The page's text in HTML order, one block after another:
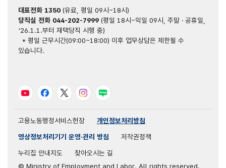
총
감독
물량
50,000개소
접근
확대
감독관
인력
수사
대표전화 1350(유료, 평일 09시~18시)
당직실 전화 044-202-7999(평일 18시~익일 09시, 주말 · 공휴일,
'26.1.1.부터 재택당직 시행 중)
* 평일 근무시간(09:00~18:00) 이후 업무상담은 제한될 수
있습니다.
유튜브 페이스북트위터 인스타그램
블로그
고용노동행정서비스헌장
개인정보처리방침
영상정보처리기기 운영·관리 방침
저작권정책
누리집 안내지도
찾아오시는 길
© Ministry of Employment and Labor. All rights reserved.